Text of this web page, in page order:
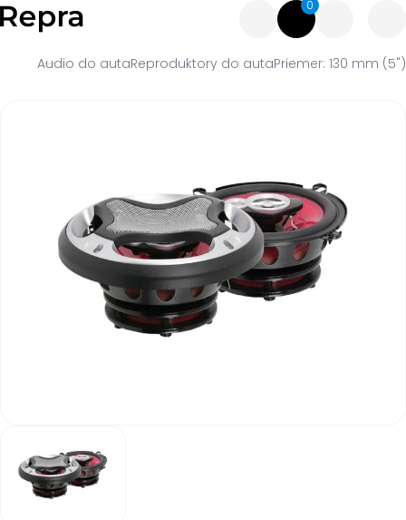
0
Audio do autaReproduktory do autaPriemer: 130 mm (5")